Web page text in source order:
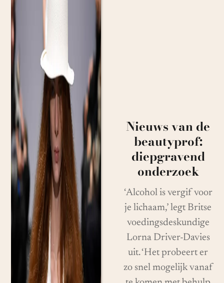
Nieuws van de
beautyprof:
diepgravend
onderzoek
‘Alcohol is vergif voor
je lichaam,’ legt Britse
voedingsdeskundige
Lorna Driver-Davies
uit. ‘Het probeert er
zo snel mogelijk vanaf